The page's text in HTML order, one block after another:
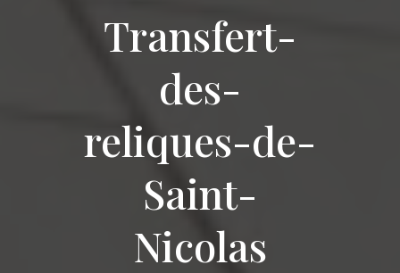
Transfert-
des-
reliques-de-
Saint-
Nicolas